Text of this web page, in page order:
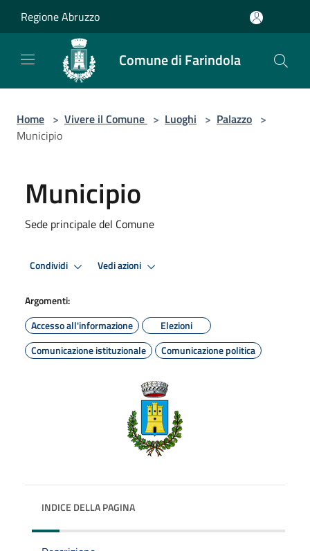
Regione Abruzzo
Comune di Farindola
Home > Vivere il Comune > Luoghi > Palazzo >
Municipio
Municipio
Sede principale del Comune
Condividi Vedi azioni
Argomenti:
Accesso all'informazione
Elezioni
Comunicazione istituzionale
Comunicazione politica
INDICE DELLA PAGINA